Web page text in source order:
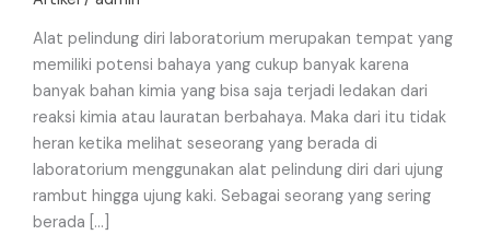
Alat pelindung diri laboratorium merupakan tempat yang
memiliki potensi bahaya yang cukup banyak karena
banyak bahan kimia yang bisa saja terjadi ledakan dari
reaksi kimia atau lauratan berbahaya. Maka dari itu tidak
heran ketika melihat seseorang yang berada di
laboratorium menggunakan alat pelindung diri dari ujung
rambut hingga ujung kaki. Sebagai seorang yang sering
berada […]